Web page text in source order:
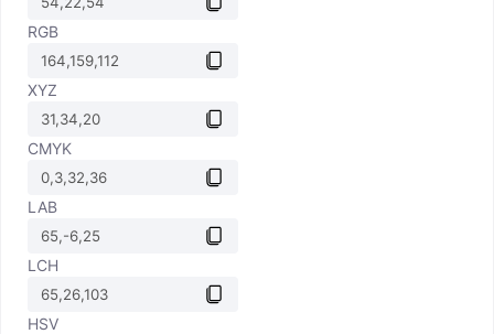
RGB
XYZ
CMYK
LAB
LCH
HSV